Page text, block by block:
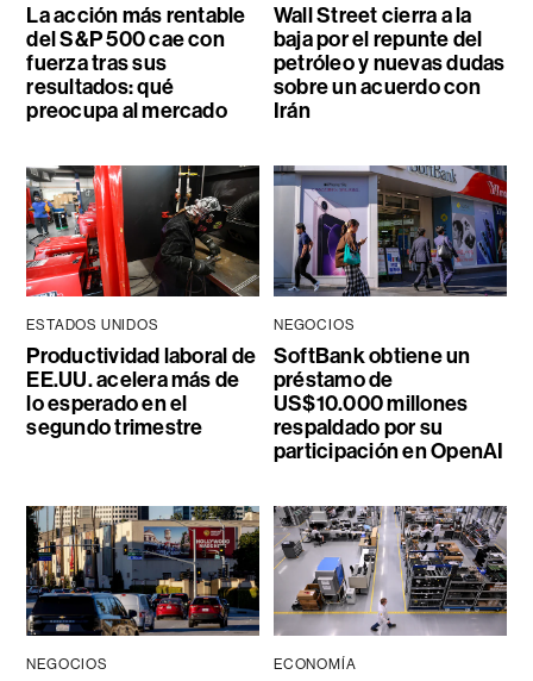
La acción más rentable
del S&P 500 cae con
fuerza tras sus
resultados: qué
preocupa al mercado
Wall Street cierra a la
baja por el repunte del
petróleo y nuevas dudas
sobre un acuerdo con
Irán
ESTADOS UNIDOS
Productividad laboral de
EE.UU. acelera más de
lo esperado en el
segundo trimestre
NEGOCIOS
SoftBank obtiene un
préstamo de
US$10.000 millones
respaldado por su
participación en OpenAI
NEGOCIOS ECONOMÍA